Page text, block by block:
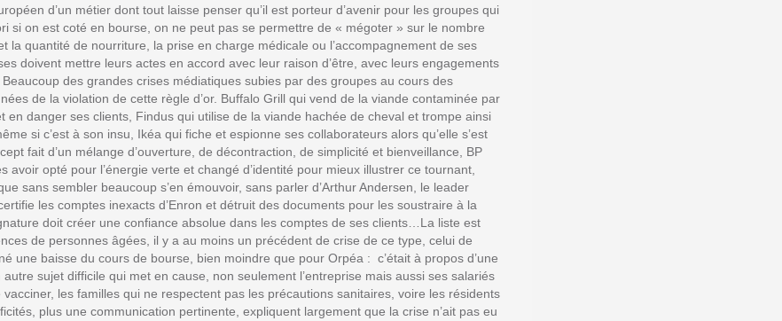
d’un métier dont tout laisse penser qu’il est porteur d’avenir pour les groupes qui
si on est coté en bourse, on ne peut pas se permettre de « mégoter » sur le nombre
la quantité de nourriture, la prise en charge médicale ou l’accompagnement de ses
doivent mettre leurs actes en accord avec leur raison d’être, avec leurs engagements
des grandes crises médiatiques subies par des groupes au cours des
de la violation de cette règle d’or. Buffalo Grill qui vend de la viande contaminée par
en danger ses clients, Findus qui utilise de la viande hachée de cheval et trompe ainsi
si c’est à son insu, Ikéa qui fiche et espionne ses collaborateurs alors qu’elle s’est
fait d’un mélange d’ouverture, de décontraction, de simplicité et bienveillance, BP
avoir opté pour l’énergie verte et changé d’identité pour mieux illustrer ce tournant,
sans sembler beaucoup s’en émouvoir, sans parler d’Arthur Andersen, le leader
les comptes inexacts d’Enron et détruit des documents pour les soustraire à la
doit créer une confiance absolue dans les comptes de ses clients…La liste est
de personnes âgées, il y a au moins un précédent de crise de ce type, celui de
une baisse du cours de bourse, bien moindre que pour Orpéa : c’était à propos d’une
sujet difficile qui met en cause, non seulement l’entreprise mais aussi ses salariés
les familles qui ne respectent pas les précautions sanitaires, voire les résidents
plus une communication pertinente, expliquent largement que la crise n’ait pas eu